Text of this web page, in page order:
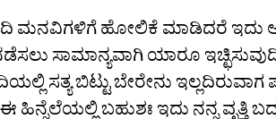
ಮನವಿಗಳಿಗೆ ಹೋಲಿಕೆ ಮಾಡಿದರೆ ಇದು
ಸಾಮಾನ್ಯವಾಗಿ ಯಾರೂ
ಸತ್ಯ ಬಿಟ್ಟು ಬೇರೇನು
ಈ ಹಿನ್ನೆಲೆಯಲ್ಲಿ ಬಹುಶಃ ಇದು ನನ್ನ ವೃತ್ತಿ